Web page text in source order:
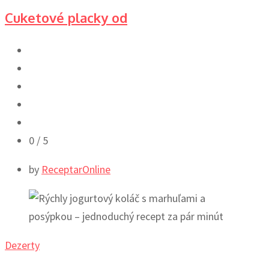
Cuketové placky od
0 / 5
by ReceptarOnline
Dezerty